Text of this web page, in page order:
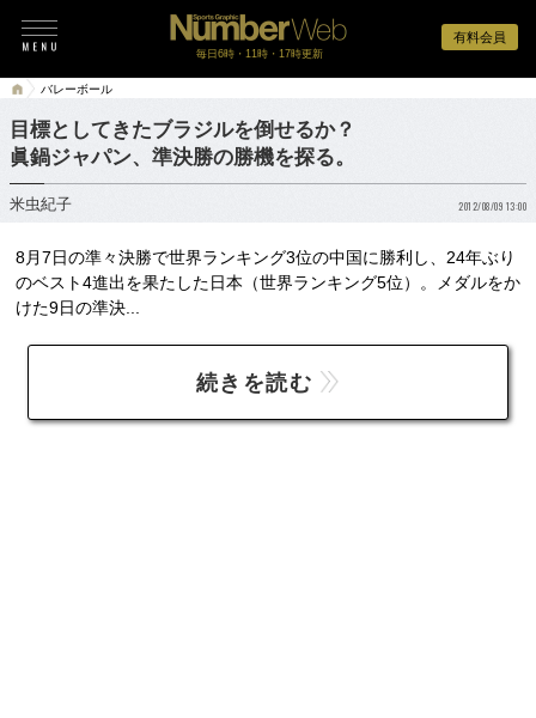
有料会員
毎日6時・11時・17時更新
バレーボール
目標としてきたブラジルを倒せるか？
眞鍋ジャパン、準決勝の勝機を探る。
米虫紀子 2012/08/09 13:00
8月7日の準々決勝で世界ランキング3位の中国に勝利し、24年ぶり
のベスト4進出を果たした日本（世界ランキング5位）。メダルをか
けた9日の準決...
続きを読む